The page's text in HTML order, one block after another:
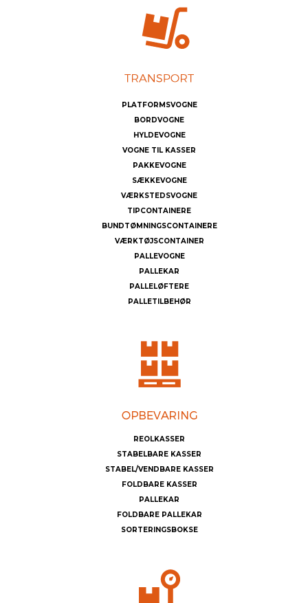
PLATFORMSVOGNE
BORDVOGNE
HYLDEVOGNE
VOGNE TIL KASSER
PAKKEVOGNE
SÆKKEVOGNE
VÆRKSTEDSVOGNE
TIPCONTAINERE
BUNDTØMNINGSCONTAINERE
VÆRKTØJSCONTAINER
PALLEVOGNE
PALLEKAR
PALLELØFTERE
PALLETILBEHØR
REOLKASSER
STABELBARE KASSER
STABEL/VENDBARE KASSER
FOLDBARE KASSER
PALLEKAR
FOLDBARE PALLEKAR
SORTERINGSBOKSE